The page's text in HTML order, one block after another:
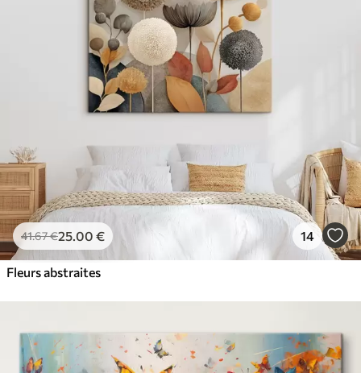
41.67€25.00 € 14
Fleurs abstraites